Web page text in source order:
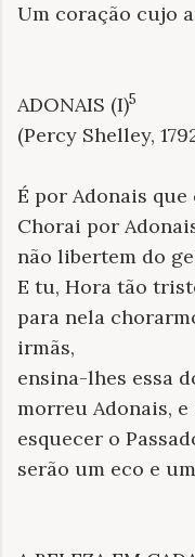
Um coração cujo
ADONAIS (I)5
(Percy Shelley,
É por Adonais
Chorai por
não libertem do
E tu, Hora tão
para nela
irmãs,
ensina-lhes essa
morreu Adonais,
esquecer o
serão um eco e